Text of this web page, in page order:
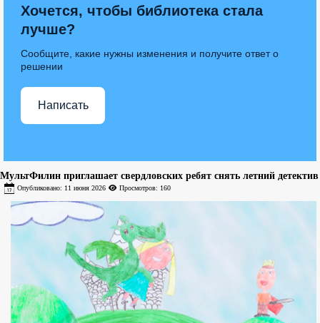
Хочется, чтобы библиотека стала
лучше?
Сообщите, какие нужны изменения и получите ответ о
решении
Написать
МультФилин приглашает свердловских ребят снять летний детектив
Опубликовано: 11 июня 2026 Просмотров: 160